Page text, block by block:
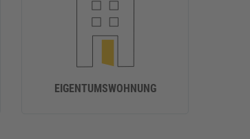
EIGENTUMSWOHNUNG